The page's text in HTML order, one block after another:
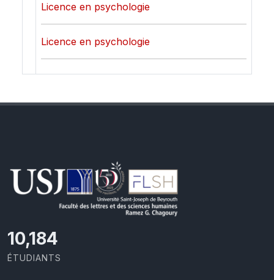
Licence en psychologie
Licence en psychologie
11,110
ÉTUDIANTS